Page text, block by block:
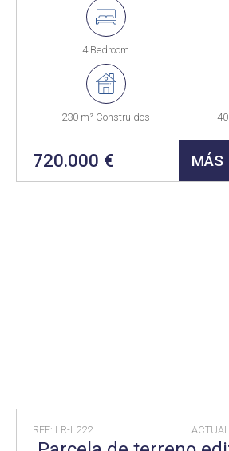
4 Bedroom
230 m² Construidos
720.000 € MÁS
REF: LR-L222